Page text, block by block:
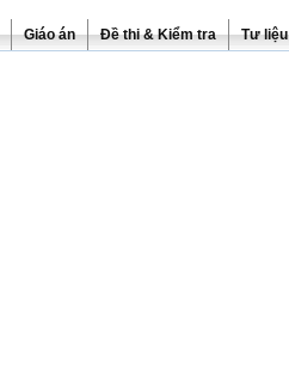
Giáo án Đề thi & Kiểm tra Tư liệu